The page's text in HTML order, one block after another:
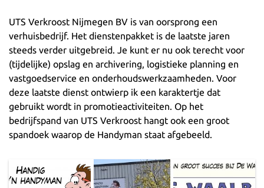
UTS Verkroost Nijmegen BV is van oorsprong een
verhuisbedrijf. Het dienstenpakket is de laatste jaren
steeds verder uitgebreid. Je kunt er nu ook terecht voor
(tijdelijke) opslag en archivering, logistieke planning en
vastgoedservice en onderhoudswerkzaamheden. Voor
deze laatste dienst ontwierp ik een karaktertje dat
gebruikt wordt in promotieactiviteiten. Op het
bedrijfspand van UTS Verkroost hangt ook een groot
spandoek waarop de Handyman staat afgebeeld.